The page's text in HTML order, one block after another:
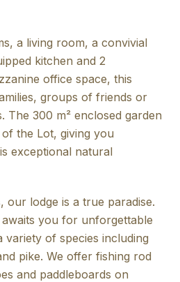
a living room, a convivial
kitchen and 2
office space, this
groups of friends or
The 300 m² enclosed garden
the Lot, giving you
exceptional natural
our lodge is a true paradise.
you for unforgettable
variety of species including
pike. We offer fishing rod
and paddleboards on